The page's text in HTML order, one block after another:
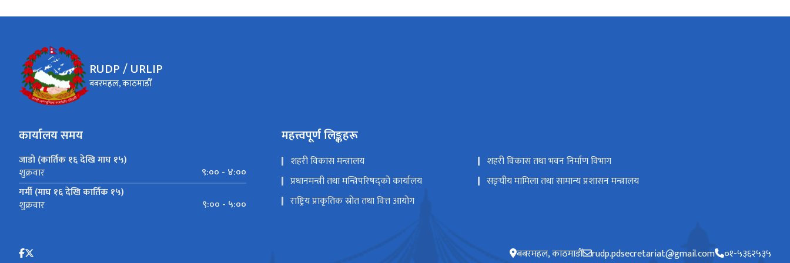
RUDP / URLIP
बबरमहल, काठमाडौँ
कार्यालय समय
जाडो (कार्तिक १६ देखि माघ १५)
शुक्रवार
९:०० - ४:००
गर्मी (माघ १६ देखि कार्तिक १५)
शुक्रवार ९:०० - ५:००
महत्त्वपूर्ण लिङ्कहरू
शहरी विकास मन्त्रालय
शहरी विकास तथा भवन निर्माण विभाग
प्रधानमन्त्री तथा मन्त्रिपरिषद्को कार्यालय
सङ्‍घीय मामिला तथा सामान्य प्रशासन मन्त्रालय
राष्ट्रिय प्राकृतिक स्रोत तथा वित्त आयोग
बबरमहल, काठमाडौँ rudp.pdsecretariat@gmail.com ०१-५३६२५३५